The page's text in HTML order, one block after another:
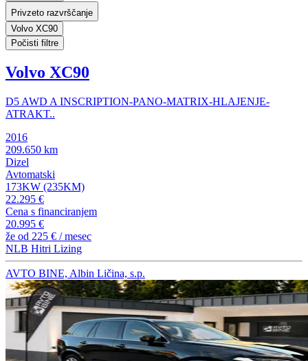
Privzeto razvrščanje
Volvo XC90
Počisti filtre
Volvo XC90
D5 AWD A INSCRIPTION-PANO-MATRIX-HLAJENJE-
ATRAKT..
2016
209.650 km
Dizel
Avtomatski
173KW (235KM)
22.295 €
Cena s financiranjem
20.995 €
že od 225 € / mesec
NLB Hitri Lizing
AVTO BINE, Albin Ličina, s.p.